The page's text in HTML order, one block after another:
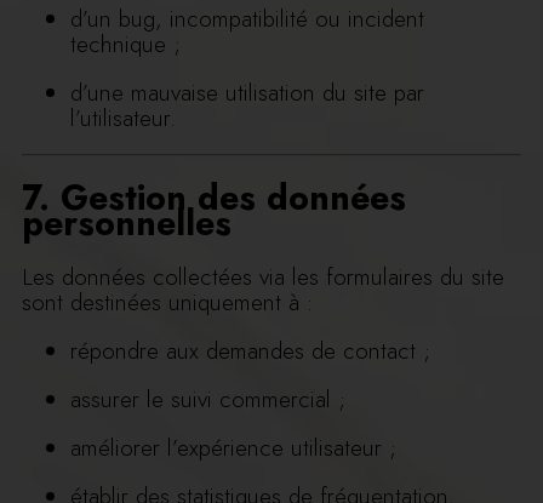
d’un bug, incompatibilité ou incident
technique ;
d’une mauvaise utilisation du site par
l’utilisateur.
7. Gestion des données
personnelles
Les données collectées via les formulaires du site
sont destinées uniquement à :
répondre aux demandes de contact ;
assurer le suivi commercial ;
améliorer l’expérience utilisateur ;